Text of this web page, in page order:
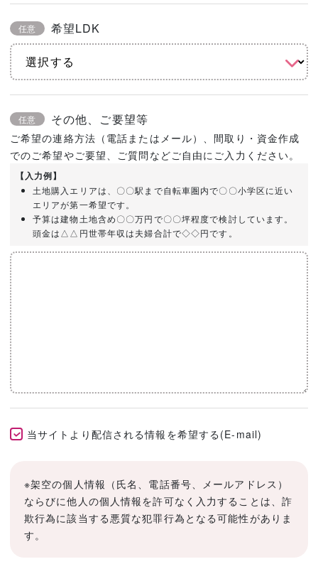
任意 希望LDK
任意 その他、ご要望等
ご希望の連絡方法（電話またはメール）、間取り・資金作成
でのご希望やご要望、ご質問などご自由にご入力ください。
【入力例】
土地購入エリアは、〇〇駅まで自転車圏内で〇〇小学区に近い
エリアが第一希望です。
予算は建物土地含め〇〇万円で〇〇坪程度で検討しています。
頭金は△△円世帯年収は夫婦合計で◇◇円です。
当サイトより配信される情報を希望する(E-mail)
※架空の個人情報（氏名、電話番号、メールアドレス）
ならびに他人の個人情報を許可なく入力することは、詐
欺行為に該当する悪質な犯罪行為となる可能性がありま
す。